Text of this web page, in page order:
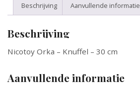
Beschrijving Aanvullende informatie
Beschrijving
Nicotoy Orka – Knuffel – 30 cm
Aanvullende informatie